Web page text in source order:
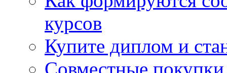
курсов
Купите диплом и